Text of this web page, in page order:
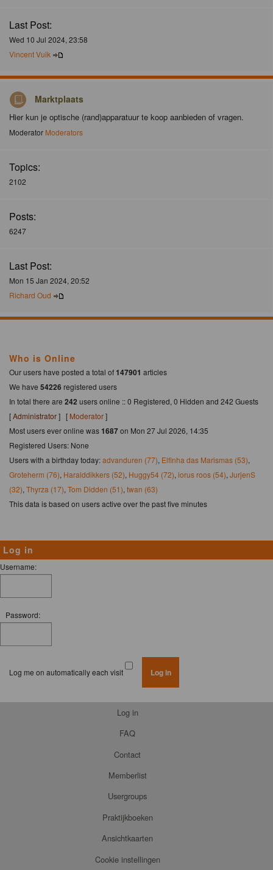
Last Post:
Wed 10 Jul 2024, 23:58
Vincent Vuik
Marktplaats
Hier kun je optische (rand)apparatuur te koop aanbieden of vragen.
Moderator Moderators
Topics:
2102
Posts:
6247
Last Post:
Mon 15 Jan 2024, 20:52
Richard Oud
Who is Online
Our users have posted a total of147901 articles
We have 54226 registered users
In total there are 242 users online :: 0 Registered, 0 Hidden and 242 Guests
[Administrator] [ Moderator]
Most users ever online was1687on Mon 27 Jul 2026, 14:35
Registered Users: None
Users with a birthday today:advanduren (77), Elfinha das Marismas (53),
Groteherm (76), Haralddikkers (52), Huggy54 (72), iorus roos (54), JurjenS
(32), Thyrza (17), Tom Didden (51), twan (63)
This data is based on users active over the past five minutes
Log in
Username:
Password:
Log me on automatically each visit
Log in
FAQ
Contact
Memberlist
Usergroups
Praktijkboeken
Ansichtkaarten
Cookie instellingen